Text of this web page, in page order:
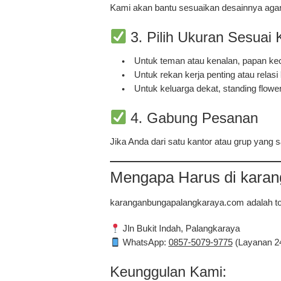
Kami akan bantu sesuaikan desainnya
3. Pilih Ukuran Sesuai
Untuk teman atau kenalan, papan
Untuk rekan kerja penting atau
Untuk keluarga dekat, standing
4. Gabung Pesanan
Jika Anda dari satu kantor atau grup yang
Mengapa Harus di
karanganbungapalangkaraya.com adalah
Jln Bukit Indah, Palangkaraya
WhatsApp: 0857-5079-9775(Layanan
Keunggulan Kami: